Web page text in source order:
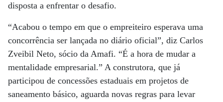
disposta a enfrentar o desafio.
“Acabou o tempo em que o empreiteiro esperava uma
concorrência ser lançada no diário oficial”, diz Carlos
Zveibil Neto, sócio da Amafi. “É a hora de mudar a
mentalidade empresarial.” A construtora, que já
participou de concessões estaduais em projetos de
saneamento básico, aguarda novas regras para levar